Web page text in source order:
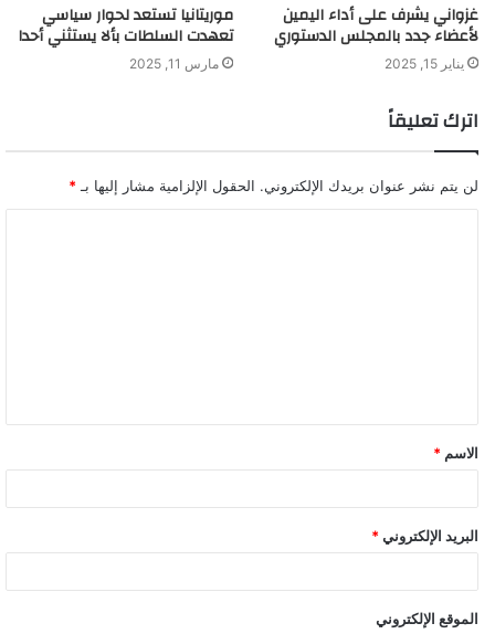
غزواني يشرف على أداء اليمين
لأعضاء جدد بالمجلس الدستوري
يناير 15, 2025
موريتانيا تستعد لحوار سياسي
تعهدت السلطات بألا يستثني أحدا
مارس 11, 2025
اترك تعليقاً
لن يتم نشر عنوان بريدك الإلكتروني. الحقول الإلزامية مشار إليها بـ *
ق
*
الاسم *
البريد الإلكتروني *
الموقع الإلكتروني